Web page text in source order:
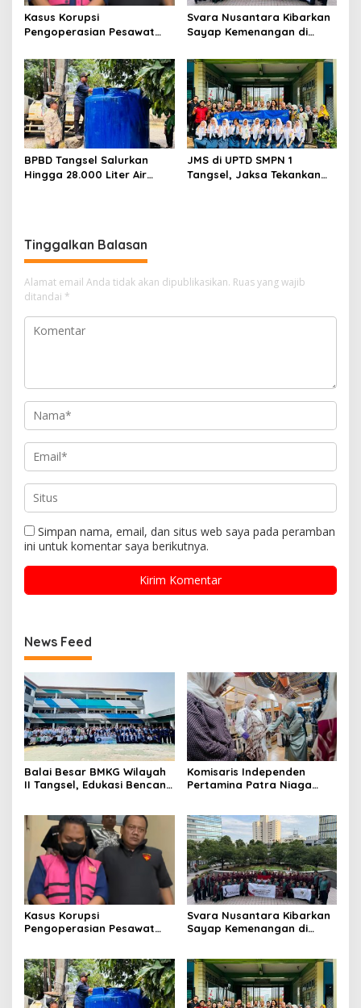
Kasus Korupsi
Pengoperasian Pesawat
Development Ditetapkan
Tersangka
Svara Nusantara Kibarkan
Sayap Kemenangan di
BPBD Tangsel Salurkan
Hingga 28.000 Liter Air
JMS di UPTD SMPN 1
Tangsel, Jaksa Tekankan
Tinggalkan Balasan
Alamat email Anda tidak akan dipublikasikan. Ruas yang wajib
ditandai *
Simpan nama, email, dan situs web saya pada peramban
ini untuk komentar saya berikutnya.
News Feed
Balai Besar BMKG Wilayah
II Tangsel, Edukasi Bencana
23
Komisaris Independen
Pertamina Patra Niaga
Sentuhan Kemanusiaan dan
Keberlanjutan
Kasus Korupsi
Pengoperasian Pesawat
Tersangka
Svara Nusantara Kibarkan
Sayap Kemenangan di